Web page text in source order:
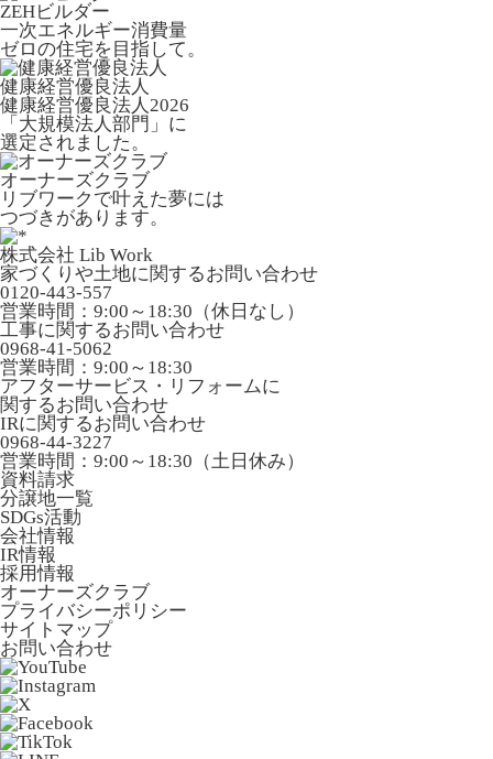
ZEHビルダー
一次エネルギー消費量
ゼロの住宅を目指して。
健康経営優良法人
健康経営優良法人2026
「大規模法人部門」に
選定されました。
オーナーズクラブ
リブワークで叶えた夢には
つづきがあります。
株式会社 Lib Work
家づくりや土地に関するお問い合わせ
0120-443-557
営業時間：9:00～18:30（休日なし）
工事に関するお問い合わせ
0968-41-5062
営業時間：9:00～18:30
アフターサービス・リフォームに
関するお問い合わせ
IRに関するお問い合わせ
0968-44-3227
営業時間：9:00～18:30（土日休み）
資料請求
分譲地一覧
SDGs活動
会社情報
IR情報
採用情報
オーナーズクラブ
プライバシーポリシー
サイトマップ
お問い合わせ